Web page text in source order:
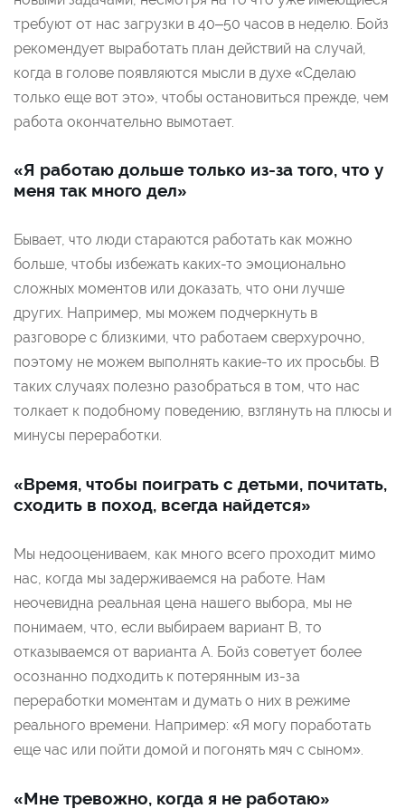
требуют от нас загрузки в 40–50 часов в неделю. Бойз
рекомендует выработать план действий на случай,
когда в голове появляются мысли в духе «Сделаю
только еще вот это», чтобы остановиться прежде, чем
работа окончательно вымотает.
«Я работаю дольше только из-за того, что у
меня так много дел»
Бывает, что люди стараются работать как можно
больше, чтобы избежать каких-то эмоционально
сложных моментов или доказать, что они лучше
других. Например, мы можем подчеркнуть в
разговоре с близкими, что работаем сверхурочно,
поэтому не можем выполнять какие-то их просьбы. В
таких случаях полезно разобраться в том, что нас
толкает к подобному поведению, взглянуть на плюсы и
минусы переработки.
«Время, чтобы поиграть с детьми, почитать,
сходить в поход, всегда найдется»
Мы недооцениваем, как много всего проходит мимо
нас, когда мы задерживаемся на работе. Нам
неочевидна реальная цена нашего выбора, мы не
понимаем, что, если выбираем вариант В, то
отказываемся от варианта А. Бойз советует более
осознанно подходить к потерянным из-за
переработки моментам и думать о них в режиме
реального времени. Например: «Я могу поработать
еще час или пойти домой и погонять мяч с сыном».
«Мне тревожно, когда я не работаю»